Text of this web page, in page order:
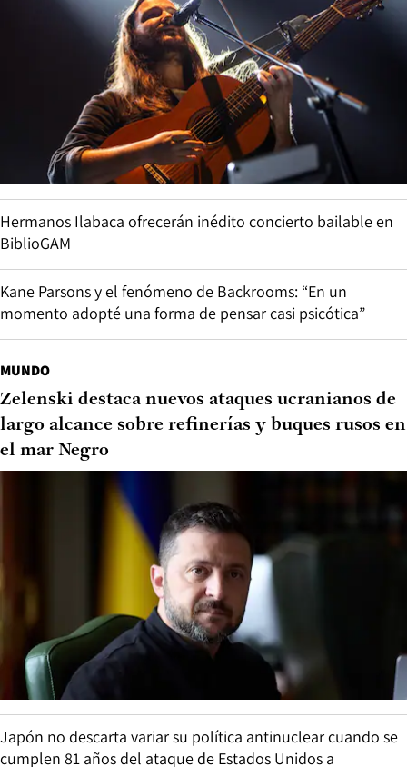
Hermanos Ilabaca ofrecerán inédito concierto bailable en
BiblioGAM
Kane Parsons y el fenómeno de Backrooms: “En un
momento adopté una forma de pensar casi psicótica”
MUNDO
Zelenski destaca nuevos ataques ucranianos de
largo alcance sobre refinerías y buques rusos en
el mar Negro
Japón no descarta variar su política antinuclear cuando se
cumplen 81 años del ataque de Estados Unidos a